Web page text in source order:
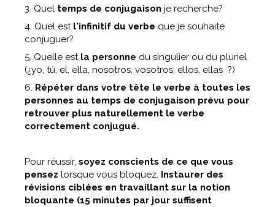
3. Quel temps de conjugaison je recherche?
4. Quel est l'infinitif du verbe que je souhaite
conjuguer?
5. Quelle est la personne du singulier ou du pluriel
(¿yo, tú, el, ella, nosotros, vosotros, ellos, ellas ?)
6. Répéter dans votre tête le verbe à toutes les
personnes au temps de conjugaison prévu pour
retrouver plus naturellement le verbe
correctement conjugué.
Pour réussir, soyez conscients de ce que vous
pensez lorsque vous bloquez. Instaurer des
révisions ciblées en travaillant sur la notion
bloquante (15 minutes par jour suffisent